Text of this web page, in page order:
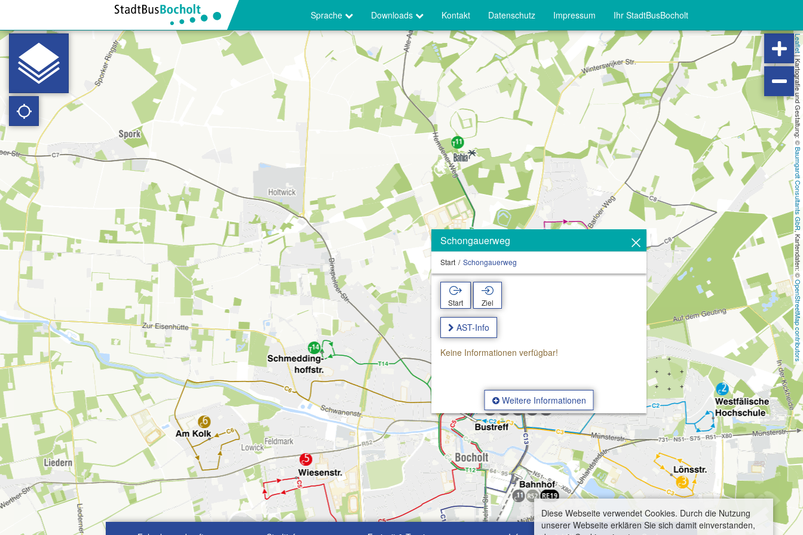
Sprache Downloads Kontakt Datenschutz Impressum Ihr StadtBusBocholt
Leaflet
|
Kartografie und Gestaltung: ©
Baumgardt Consultants GbR
, Kartendaten: ©
OpenStreetMap contributors
Schongauerweg
Start Schongauerweg
Start Ziel
AST-Info
Keine Informationen verfügbar!
Weitere Informationen
Diese Webseite verwendet Cookies. Durch die Nutzung
unserer Webseite erklären Sie sich damit einverstanden,